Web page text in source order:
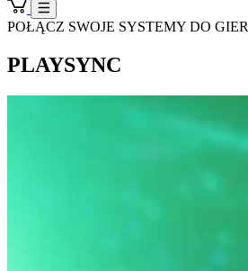
POŁĄCZ SWOJE SYSTEMY DO GIER
PLAYSYNC